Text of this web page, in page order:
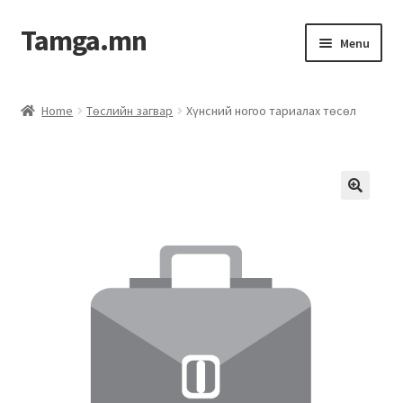
Tamga.mn Menu
Дотоод журмын багц
Home Төслийн загвар Хүнсний ногоо тариалах төсөл